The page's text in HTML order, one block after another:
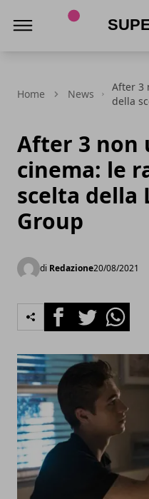
Home News
After 3
della
After 3 non
cinema: le
scelta della
Group
di Redazione20/08/2021
FacebookTwitterWhatsapp